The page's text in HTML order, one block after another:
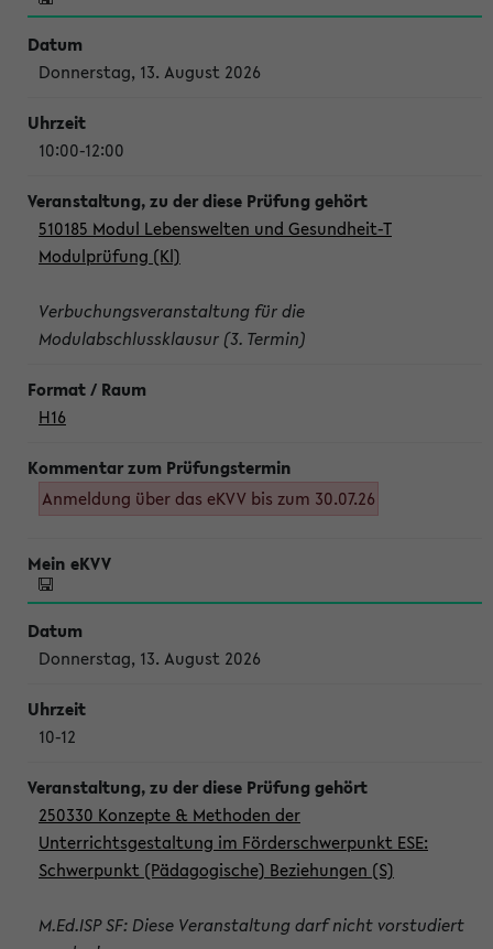
Donnerstag, 13. August 2026
10:00-12:00
510185 Modul Lebenswelten und Gesundheit-T
Modulprüfung (Kl)
Verbuchungsveranstaltung für die
Modulabschlussklausur (3. Termin)
H16
Anmeldung über das eKVV bis zum 30.07.26
Donnerstag, 13. August 2026
10-12
250330 Konzepte & Methoden der
Unterrichtsgestaltung im Förderschwerpunkt ESE:
Schwerpunkt (Pädagogische) Beziehungen (S)
M.Ed.ISP SF: Diese Veranstaltung darf nicht vorstudiert